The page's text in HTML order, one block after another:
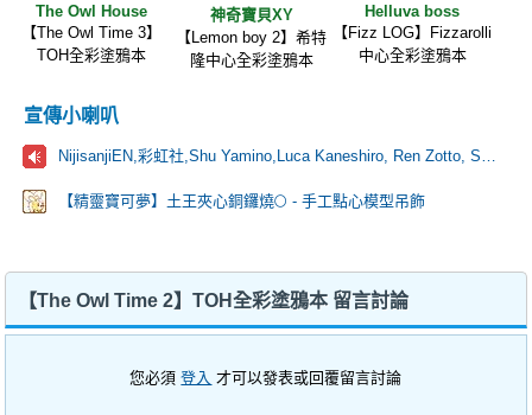
The Owl House
【The Owl Time 3】
TOH全彩塗鴉本
神奇寶貝XY
【Lemon boy 2】希特
隆中心全彩塗鴉本
Helluva boss
【Fizz LOG】Fizzarolli
中心全彩塗鴉本
宣傳小喇叭
【精靈寶可夢】土王夾心銅鑼燒🌕 - 手工點心模型吊飾
【The Owl Time 2】TOH全彩塗鴉本 留言討論
您必須登入 才可以發表或回覆留言討論